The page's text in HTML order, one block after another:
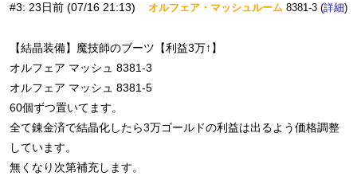
#3: 23日前 (07/16 21:13) オルフェア・マッシュルーム 8381-3 (詳細)
【結晶装備】魔技師のブーツ【利益3万↑】
オルフェア マッシュ 8381-3
オルフェア マッシュ 8381-5
60個ずつ置いてます。
全て錬金済で結晶化したら3万ゴールドの利益は出るよう価格調整
しています。
無くなり次第補充します。